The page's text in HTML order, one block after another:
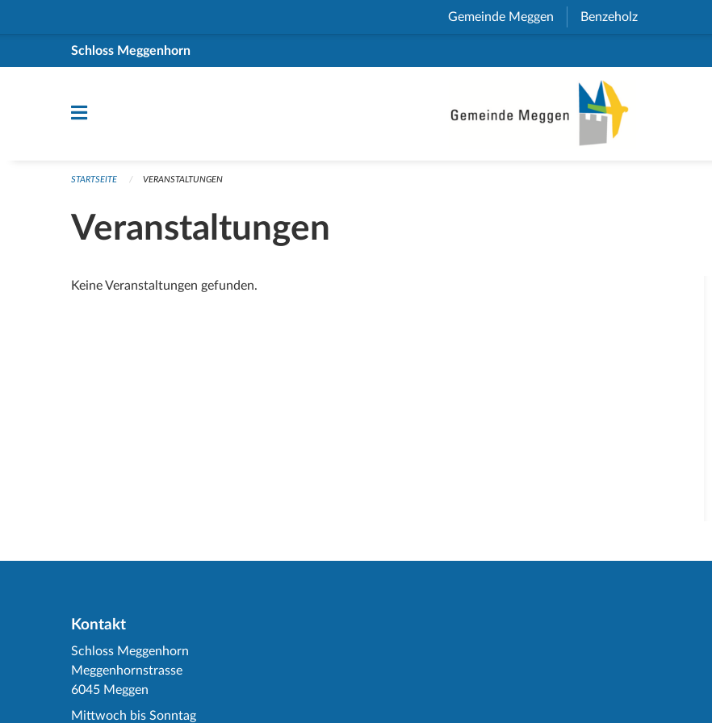
Gemeinde Meggen (External Link)
Benzeholz(External Link)
Schloss Meggenhorn
STARTSEITE VERANSTALTUNGEN
Veranstaltungen
Keine Veranstaltungen gefunden.
Kontakt
Schloss Meggenhorn
Meggenhornstrasse
6045 Meggen
Mittwoch bis Sonntag